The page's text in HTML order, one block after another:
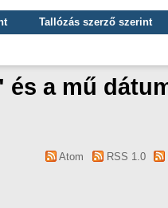
Tallózás szerző szerint
és a mű
Atom RSS 1.0